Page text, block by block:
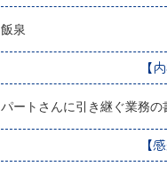
飯泉
【
パートさんに引き継ぐ業務の
【